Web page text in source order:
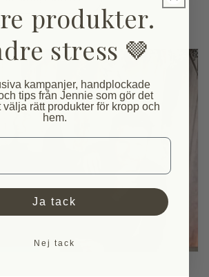
produkter.
stress 🤎
kampanjer, handplockade
tips från Jennie som gör det
välja rätt produkter för kropp och
hem.
Ja tack
Nej tack